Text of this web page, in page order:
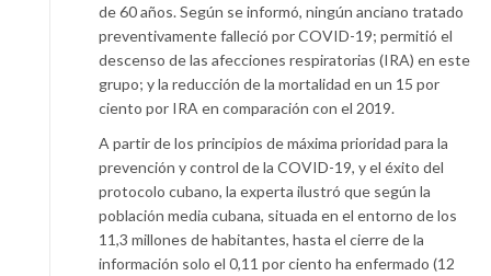
de 60 años. Según se informó, ningún anciano tratado
preventivamente falleció por COVID-19; permitió el
descenso de las afecciones respiratorias (IRA) en este
grupo; y la reducción de la mortalidad en un 15 por
ciento por IRA en comparación con el 2019.
A partir de los principios de máxima prioridad para la
prevención y control de la COVID-19, y el éxito del
protocolo cubano, la experta ilustró que según la
población media cubana, situada en el entorno de los
11,3 millones de habitantes, hasta el cierre de la
información solo el 0,11 por ciento ha enfermado (12